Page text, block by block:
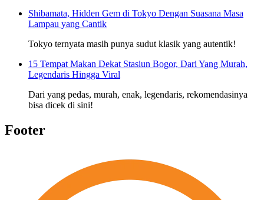
Shibamata, Hidden Gem di Tokyo Dengan Suasana Masa
Lampau yang Cantik
Tokyo ternyata masih punya sudut klasik yang autentik!
15 Tempat Makan Dekat Stasiun Bogor, Dari Yang Murah,
Legendaris Hingga Viral
Dari yang pedas, murah, enak, legendaris, rekomendasinya
bisa dicek di sini!
Footer